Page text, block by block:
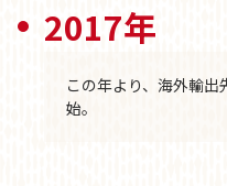
2017年
この年より、海外輸
始。